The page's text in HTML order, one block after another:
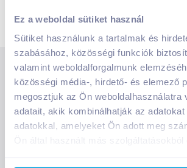
Ez a weboldal sütiket használ
Sütiket használunk a tartalmak és
szabásához, közösségi funkciók
valamint weboldalforgalmunk
közösségi média-, hirdető- és elemező
megosztjuk az Ön weboldalhasználatra
adatait, akik kombinálhatják az
adatokkal, amelyeket Ön adott meg
SZOLGÁLTATÁSOK
Ajándékkosarak
Árfigyelő
Bevásárlólisták
INFORMÁCIÓK
Áruházunk működése